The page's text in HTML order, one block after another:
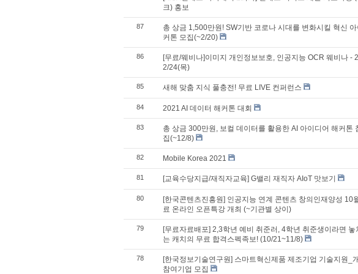
크) 홍보
87
총 상금 1,500만원! SW기반 코로나 시대를 변화시킬 혁신 아
커톤 모집(~2/20)
86
[무료/웨비나]이미지 개인정보보호, 인공지능 OCR 웨비나 -
2/24(목)
85 새해 맞춤 지식 풀충전! 무료 LIVE 컨퍼런스
84 2021 AI 데이터 해커톤 대회
83
총 상금 300만원, 보컬 데이터를 활용한 AI 아이디어 해커톤
집(~12/8)
82 Mobile Korea 2021
81 [교육수당지급/재직자교육] G밸리 재직자 AIoT 맛보기
80
[한국콘텐츠진흥원] 인공지능 연계 콘텐츠 창의인재양성 10
료 온라인 오픈특강 개최 (~기관별 상이)
79
[무료자료배포] 2,3학년 예비 취준러, 4학년 취준생이라면 놓
는 캐치의 무료 합격스펙족보! ( 10/21~11/8)
78
[한국정보기술연구원] 스마트혁신제품 제조기업 기술지원_
참여기업 모집